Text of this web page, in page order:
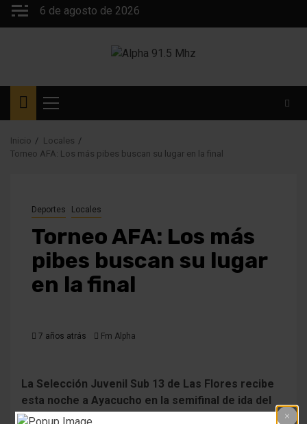
Saltar
6 de agosto de 2026
Menú
principal
Inicio
Locales
Torneo AFA: Los más pibes buscan su lugar en la final
Deportes Locales
Torneo AFA: Los más
pibes buscan su lugar
en la final
7 años atrás Fm Alpha
La Selección Juvenil Sub 13 de Las Flores recibe
esta noche a Ayacucho en la semifinal de ida del
campeonato que organiza el Consejo Federal.